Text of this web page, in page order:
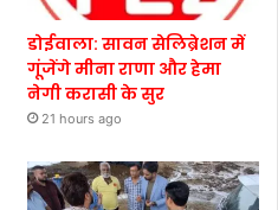
डोईवाला: सावन सेलिब्रेशन में
गूंजेंगे मीना राणा और हेमा
नेगी करासी के सुर
21 hours ago